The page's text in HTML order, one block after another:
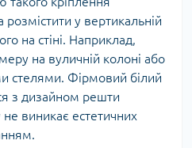
у вертикальній
на стіні. Наприклад,
на вуличній колоні або
стелями. Фірмовий білий
з дизайном решти
виникає естетичних